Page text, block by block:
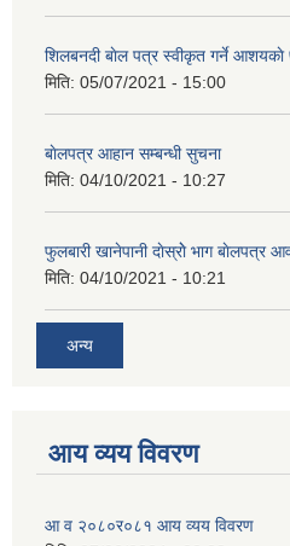
शिलबनदी बाेल पत्र स्वीकृत गर्ने आशयकाे
मिति: 05/07/2021 - 15:00
बाेलपत्र आहान सम्बन्धी सुचना
मिति: 04/10/2021 - 10:27
फुलबारी खानेपानी दाेस्राेे भाग बाेलपत्र
मिति: 04/10/2021 - 10:21
अन्य
आय व्यय विवरण
आ व २०८०र०८१ आय व्यय विवरण